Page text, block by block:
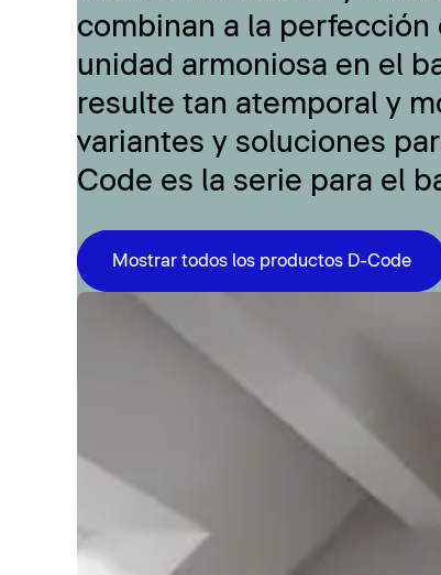
combinan a la
unidad armoniosa en el
resulte tan atemporal y
variantes y soluciones
Code es la serie para el
Mostrar todos los productos D-Code